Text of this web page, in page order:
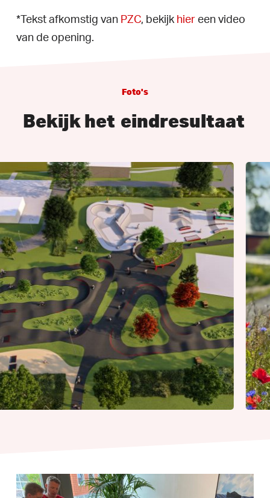
*Tekst afkomstig van PZC, bekijkhiereen video
van de opening.
Foto's
Bekijk het eindresultaat